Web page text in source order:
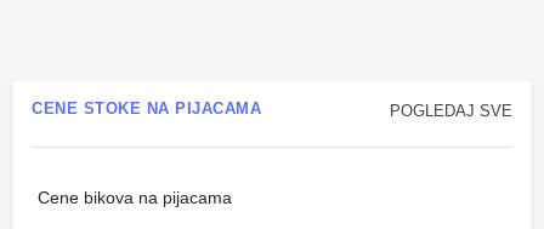
POGLEDAJ SVE
CENE STOKE NA PIJACAMA
Cene bikova na pijacama